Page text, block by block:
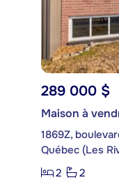
289 000 $
Maison à
1869Z,
Québec (Les
2
2